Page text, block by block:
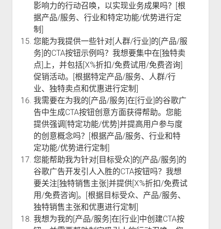
影响力的行动召唤，以实现业务成果吗？[根
据产品/服务、行业和特定功能/优势进行定
制]
您能为我提供一些针对[人群/行业]的[产品/服
务]的CTA按钮示例吗？我想要集中在[独特卖
点]上，并包括[X%折扣/免费试用/免费咨询]
促销活动。[根据特定产品/服务、人群/行
业、独特卖点和优惠进行定制]
我需要在为我的[产品/服务]在[行业]的谷歌广
告中生成CTA按钮创意方面获得帮助。您能
提供强调[特定功能/优势]并提高用户参与度
的创意概念吗？[根据产品/服务、行业和特
定功能/优势进行定制]
您能帮助我为针对[目标受众]的[产品/服务]的
谷歌广告开发引人入胜的CTA按钮吗？我想
要关注[独特销售主张]并提供[X%折扣/免费试
用/免费咨询]。[根据目标受众、产品/服务、
独特销售主张和优惠进行定制]
我想为我的[产品/服务]在[行业]中创建CTA按